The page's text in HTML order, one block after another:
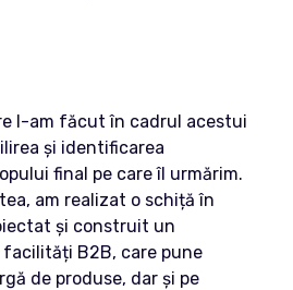
l-am făcut în cadrul acestui
și identificarea
final pe care îl urmărim.
am realizat o schiță în
și construit un
B2B, care pune
de produse, dar și pe